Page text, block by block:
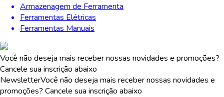
Armazenagem de Ferramenta
Ferramentas Elétricas
Ferramentas Manuais
Você não deseja mais receber nossas novidades e promoções?
Cancele sua inscrição abaixo
NewsletterVocê não deseja mais receber nossas novidades e
promoções? Cancele sua inscrição abaixo